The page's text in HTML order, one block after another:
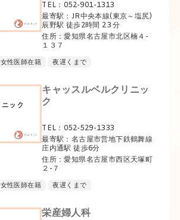
TEL：052-901-1313
最寄駅：JR中央本線(東京～塩尻)
辰野駅 徒歩2時間 23 分
住所：愛知県名古屋市北区楠４-
１３７
女性医師在籍 夜遅くまで
キャッスルベルクリニッ
ク
TEL：052-529-1333
最寄駅：名古屋市営地下鉄鶴舞線
庄内通駅 徒歩6分
住所：愛知県名古屋市西区天塚町
２-７
女性医師在籍 夜遅くまで
栄産婦人科